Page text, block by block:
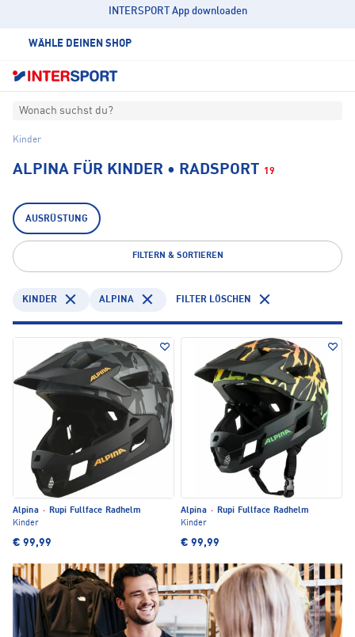
INTERSPORT App downloaden
WÄHLE DEINEN SHOP
Wonach suchst du?
Kinder
ALPINA FÜR KINDER • RADSPORT 19
AUSRÜSTUNG
FILTERN & SORTIEREN
KINDER ALPINA FILTER LÖSCHEN
Alpina ·
Rupi Fullface Radhelm
Kinder
€ 99,99
Alpina ·
Rupi Fullface Radhelm
Kinder
€ 99,99